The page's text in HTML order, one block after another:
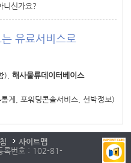
니신가요?
유료서비스로
),해사물류데이터베이스
계, 포워딩콘솔서비스, 선박정보)
사이트맵
록번호 : 102-81-